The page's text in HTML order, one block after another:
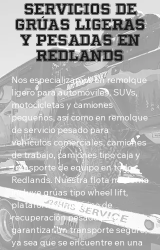
Servicios de
grúas ligeras
y pesadas en
Redlands
Nos especializamos en remolque
ligero para automóviles, SUVs,
motocicletas y camiones
pequeños, así como en remolque
de servicio pesado para
vehículos comerciales, camiones
de trabajo, camiones tipo caja y
transporte de equipo en todo
Redlands. Nuestra flota moderna
incluye grúas tipo wheel lift,
plataformas y equipo de
recuperación pesada para
garantizar un transporte seguro,
ya sea que se encuentre en una